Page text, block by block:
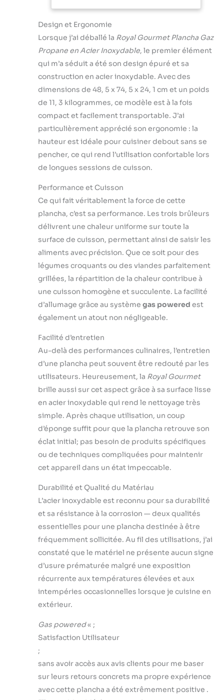
Le Camping et
l' Extérieur,
Argent
offre suffisamment
cuire plusieurs
simultanément, ce
qui permet
d'économiser du
temps et des
efforts. Acier
inoxydable pour
une meilleure
expérience de
cuisson.
Performance
Efficace: Les 3
brûleurs en acier
puissance totale
de 7,5 kW, offrent
une chaleur et des
performances
système
d'allumage
piézoélectrique,
chaque brûleur
indépendamment
pour un
démarrage rapide
Conviviale: Une
fois les verrous
serrés, ils
empêchent
efficacement le
plateau de cuisson
garantissent un
transport en toute
sécurité. La plaque
est munie de
deux côtés, de
facile de la retirer
et de l'utiliser
comme assiette
lorsque vous avez
fini de cuisiner.
Système de
Gestion des
Graisses : Le trou
situé sur le dessus
résidus d'huile à
tout moment et de
les nettoyer
Design et Ergonomie
Lorsque j’ai déballé la Royal Gourmet Plancha Gaz
Propane en Acier Inoxydable, le premier élément
qui m’a séduit a été son design épuré et sa
construction en acier inoxydable. Avec des
dimensions de 48, 5 x 74, 5 x 24, 1 cm et un poids
de 11, 3 kilogrammes, ce modèle est à la fois
compact et facilement transportable. J’ai
particulièrement apprécié son ergonomie : la
hauteur est idéale pour cuisiner debout sans se
pencher, ce qui rend l’utilisation confortable lors
de longues sessions de cuisson.
Performance et Cuisson
Ce qui fait véritablement la force de cette
plancha, c’est sa performance. Les trois brûleurs
délivrent une chaleur uniforme sur toute la
surface de cuisson, permettant ainsi de saisir les
aliments avec précision. Que ce soit pour des
légumes croquants ou des viandes parfaitement
grillées, la répartition de la chaleur contribue à
une cuisson homogène et succulente. La facilité
d’allumage grâce au système gas powered est
également un atout non négligeable.
Facilité d’entretien
Au-delà des performances culinaires, l’entretien
d’une plancha peut souvent être redouté par les
utilisateurs. Heureusement, la Royal Gourmet
brille aussi sur cet aspect grâce à sa surface lisse
en acier inoxydable qui rend le nettoyage très
simple. Après chaque utilisation, un coup
d’éponge suffit pour que la plancha retrouve son
éclat initial; pas besoin de produits spécifiques
ou de techniques compliquées pour maintenir
cet appareil dans un état impeccable.
Durabilité et Qualité du Matériau
L’acier inoxydable est reconnu pour sa durabilité
et sa résistance à la corrosion — deux qualités
essentielles pour une plancha destinée à être
fréquemment sollicitée. Au fil des utilisations, j’ai
constaté que le matériel ne présente aucun signe
d’usure prématurée malgré une exposition
récurrente aux températures élevées et aux
intempéries occasionnelles lorsque je cuisine en
extérieur.
Gas powered« ;
Satisfaction Utilisateur
;
sans avoir accès aux avis clients pour me baser
sur leurs retours concrets ma propre expérience
avec cette plancha a été extrêmement positive .